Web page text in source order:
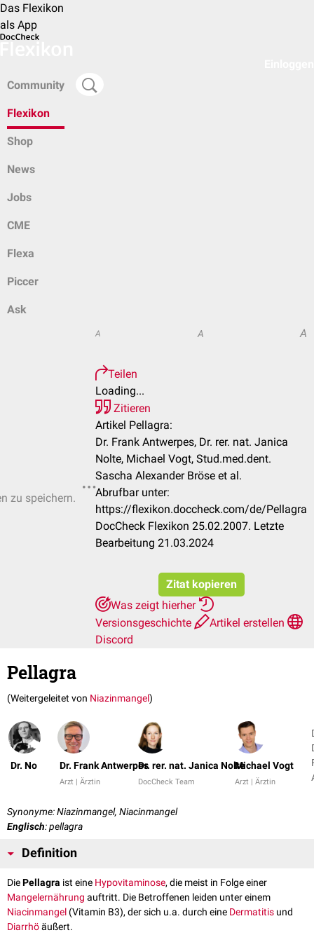
Das Flexikon
als App
Community
Flexikon
Shop
News
Jobs
CME
Flexa
Piccer
Ask
zu speichern.
A A A
Teilen
Loading...
Zitieren
Artikel Pellagra:
Dr. Frank Antwerpes, Dr. rer. nat. Janica
Nolte, Michael Vogt, Stud.med.dent.
Sascha Alexander Bröse et al.
Abrufbar unter:
https://flexikon.doccheck.com/de/Pellagra
DocCheck Flexikon 25.02.2007. Letzte
Bearbeitung 21.03.2024
Zitat kopieren
Was zeigt hierher
Versionsgeschichte
Artikel erstellen
Discord
Pellagra
(Weitergeleitet von Niazinmangel)
Dr. No Dr. Frank Antwerpes
Arzt | Ärztin
Dr. rer. nat. Janica Nolte
DocCheck Team
Michael Vogt
Arzt | Ärztin
Synonyme: Niazinmangel, Niacinmangel
Englisch: pellagra
Definition
DiePellagra ist eine Hypovitaminose, die meist in Folge einer
Mangelernährung auftritt. Die Betroffenen leiden unter einem
Niacinmangel (Vitamin B3), der sich u.a. durch eine Dermatitis und
Diarrhöäußert.